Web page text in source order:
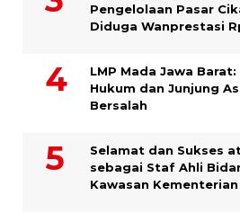
Pengelolaan Pasar
Diduga Wanprestasi
LMP Mada Jawa
Hukum dan Junjung
Bersalah
Selamat dan Sukses
sebagai Staf Ahli
Kawasan Kementerian